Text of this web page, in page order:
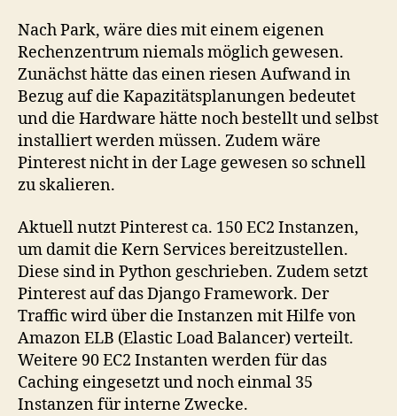
Nach Park, wäre dies mit einem eigenen
Rechenzentrum niemals möglich gewesen.
Zunächst hätte das einen riesen Aufwand in
Bezug auf die Kapazitätsplanungen bedeutet
und die Hardware hätte noch bestellt und selbst
installiert werden müssen. Zudem wäre
Pinterest nicht in der Lage gewesen so schnell
zu skalieren.
Aktuell nutzt Pinterest ca. 150 EC2 Instanzen,
um damit die Kern Services bereitzustellen.
Diese sind in Python geschrieben. Zudem setzt
Pinterest auf das Django Framework. Der
Traffic wird über die Instanzen mit Hilfe von
Amazon ELB (Elastic Load Balancer) verteilt.
Weitere 90 EC2 Instanten werden für das
Caching eingesetzt und noch einmal 35
Instanzen für interne Zwecke.